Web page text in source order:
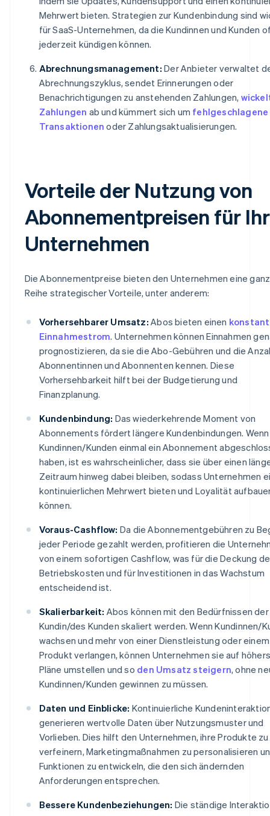
Mehrwert bieten. Strategien zur Kundenbindung sind
für SaaS-Unternehmen, da die Kundinnen und Kunden
jederzeit kündigen können.
Abrechnungsmanagement: Der Anbieter verwaltet
Abrechnungszyklus, sendet Erinnerungen oder
Benachrichtigungen zu anstehenden Zahlungen,
Zahlungen ab und kümmert sich um fehlgeschlagene
Transaktionen oder Zahlungsaktualisierungen.
Vorteile der Nutzung von
Abonnementpreisen für Ihr
Unternehmen
Die Abonnementpreise bieten den Unternehmen eine
Reihe strategischer Vorteile, unter anderem:
Vorhersehbarer Umsatz: Abos bieten einen
Einnahmestrom. Unternehmen können Einnahmen
prognostizieren, da sie die Abo-Gebühren und die
Abonnentinnen und Abonnenten kennen. Diese
Vorhersehbarkeit hilft bei der Budgetierung und
Finanzplanung.
Kundenbindung: Das wiederkehrende Moment von
Abonnements fördert längere Kundenbindungen. Wenn
Kundinnen/Kunden einmal ein Abonnement
haben, ist es wahrscheinlicher, dass sie über einen
Zeitraum hinweg dabei bleiben, sodass Unternehmen
kontinuierlichen Mehrwert bieten und Loyalität
können.
Voraus-Cashflow: Da die Abonnementgebühren zu
jeder Periode gezahlt werden, profitieren die
von einem sofortigen Cashflow, was für die Deckung
Betriebskosten und für Investitionen in das Wachstum
entscheidend ist.
Skalierbarkeit: Abos können mit den Bedürfnissen der
Kundin/des Kunden skaliert werden. Wenn Kundinnen/
wachsen und mehr von einer Dienstleistung oder einem
Produkt verlangen, können Unternehmen sie auf
Pläne umstellen und so den Umsatz steigern, ohne
Kundinnen/Kunden gewinnen zu müssen.
Daten und Einblicke: Kontinuierliche
generieren wertvolle Daten über Nutzungsmuster und
Vorlieben. Dies hilft den Unternehmen, ihre Produkte zu
verfeinern, Marketingmaßnahmen zu personalisieren
Funktionen zu entwickeln, die den sich ändernden
Anforderungen entsprechen.
Bessere Kundenbeziehungen: Die ständige